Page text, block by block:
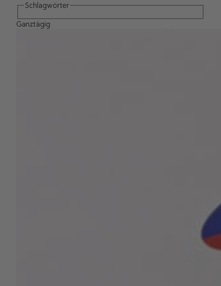
Schlagwörter
Ganztägig